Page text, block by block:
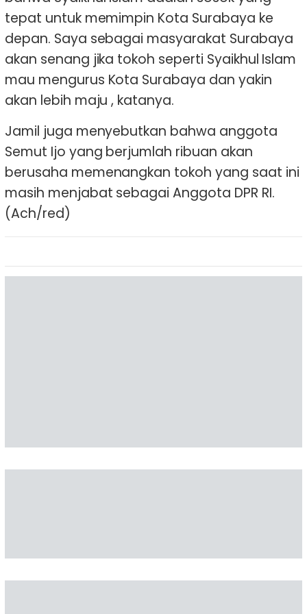
tepat untuk memimpin Kota Surabaya ke
depan. Saya sebagai masyarakat Surabaya
akan senang jika tokoh seperti Syaikhul Islam
mau mengurus Kota Surabaya dan yakin
akan lebih maju , katanya.
Jamil juga menyebutkan bahwa anggota
Semut Ijo yang berjumlah ribuan akan
berusaha memenangkan tokoh yang saat ini
masih menjabat sebagai Anggota DPR RI.
(Ach/red)